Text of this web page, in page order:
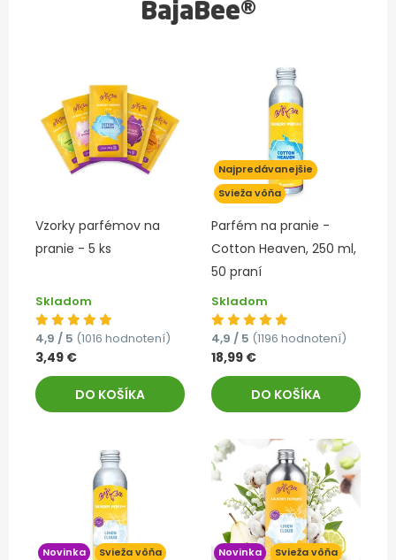
BajaBee®
Vzorky parfémov na
pranie - 5 ks
Skladom
4,9 / 5 (1016 hodnotení)
3,49 €
DO KOŠÍKA
Najpredávanejšie
Svieža vôňa
Parfém na pranie -
Cotton Heaven, 250 ml,
50 praní
Skladom
4,9 / 5 (1196 hodnotení)
18,99 €
DO KOŠÍKA
Novinka
Svieža vôňa
Novinka
Svieža vôňa